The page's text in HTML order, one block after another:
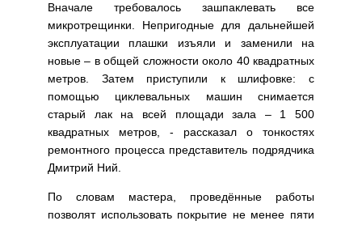
Вначале требовалось зашпаклевать все
микротрещинки. Непригодные для дальнейшей
эксплуатации плашки изъяли и заменили на
новые – в общей сложности около 40 квадратных
метров. Затем приступили к шлифовке: с
помощью циклевальных машин снимается
старый лак на всей площади зала – 1 500
квадратных метров, - рассказал о тонкостях
ремонтного процесса представитель подрядчика
Дмитрий Ний.
По словам мастера, проведённые работы
позволят использовать покрытие не менее пяти